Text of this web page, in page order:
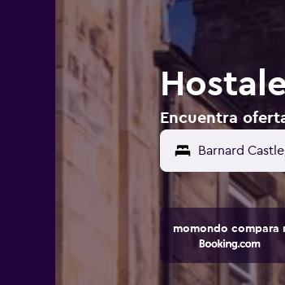
Encuentra
momondo compara